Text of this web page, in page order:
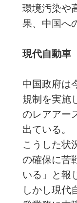
環境汚染や
果、中国へ
現代自動車
中国政府は
規制を実施
のレアアー
出ている。
こうした状
の確保に苦
いる」と報
しかし現代